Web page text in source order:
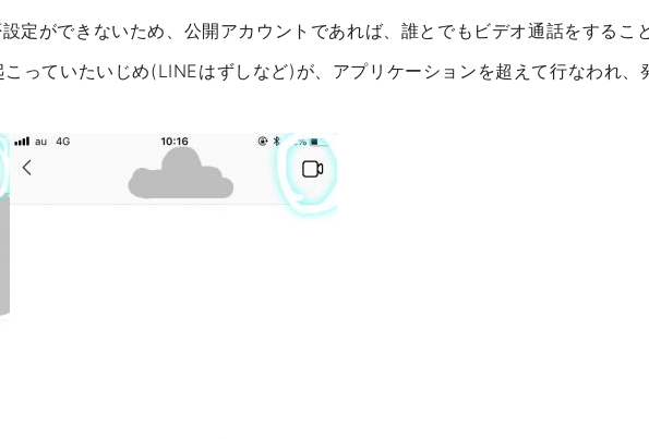
定ができないため、 公開アカウントであれば、誰とでもビデオ通話をするこ
っていたいじめ(LINEはずしなど)が、アプリケーションを超えて行なわれ、